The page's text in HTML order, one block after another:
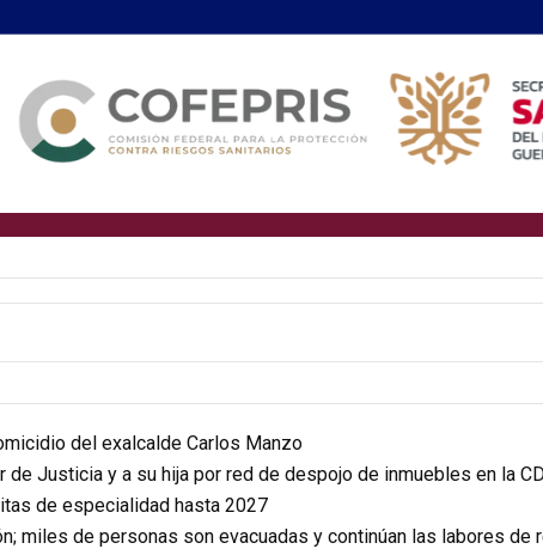
del exalcalde Carlos Manzo
Justicia y a su hija por red de despojo de inmuebles en la
de especialidad hasta 2027
miles de personas son evacuadas y continúan las labores de